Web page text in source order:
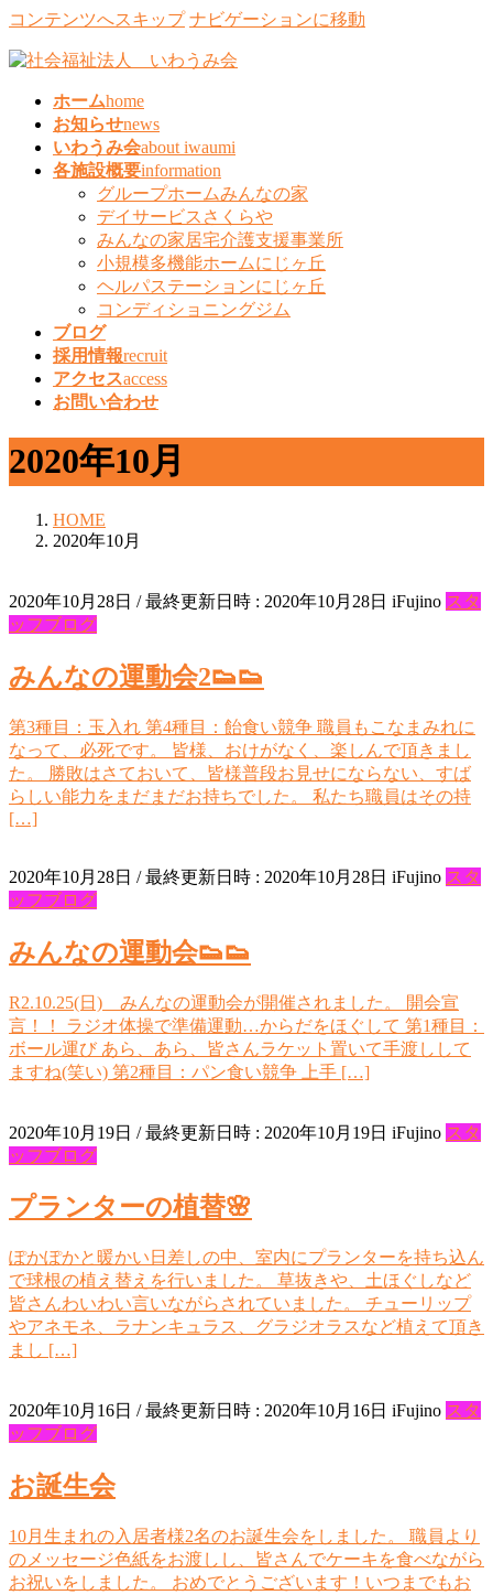
コンテンツへスキップ ナビゲーションに移動
ホームhome
お知らせnews
いわうみ会about iwaumi
各施設概要information
グループホームみんなの家
デイサービスさくらや
みんなの家居宅介護支援事業所
小規模多機能ホームにじヶ丘
ヘルパステーションにじヶ丘
コンディショニングジム
ブログ
採用情報recruit
アクセスaccess
お問い合わせ
2020年10月
HOME
2020年10月
2020年10月28日 / 最終更新日時 : 2020年10月28日 iFujino スタ
ッフブログ
みんなの運動会2👟👟
第3種目：玉入れ 第4種目：飴食い競争 職員もこなまみれに
なって、必死です。 皆様、おけがなく、楽しんで頂きまし
た。 勝敗はさておいて、皆様普段お見せにならない、すば
らしい能力をまだまだお持ちでした。 私たち職員はその持
[…]
2020年10月28日 / 最終更新日時 : 2020年10月28日 iFujino スタ
ッフブログ
みんなの運動会👟👟
R2.10.25(日) みんなの運動会が開催されました。 開会宣
言！！ ラジオ体操で準備運動…からだをほぐして 第1種目：
ボール運び あら、あら、皆さんラケット置いて手渡しして
ますね(笑い) 第2種目：パン食い競争 上手 […]
2020年10月19日 / 最終更新日時 : 2020年10月19日 iFujino スタ
ッフブログ
プランターの植替🌸
ぽかぽかと暖かい日差しの中、室内にプランターを持ち込ん
で球根の植え替えを行いました。 草抜きや、土ほぐしなど
皆さんわいわい言いながらされていました。 チューリップ
やアネモネ、ラナンキュラス、グラジオラスなど植えて頂き
まし […]
2020年10月16日 / 最終更新日時 : 2020年10月16日 iFujino スタ
ッフブログ
お誕生会
10月生まれの入居者様2名のお誕生会をしました。 職員より
のメッセージ色紙をお渡しし、皆さんでケーキを食べながら
お祝いをしました。 おめでとうございます！いつまでもお